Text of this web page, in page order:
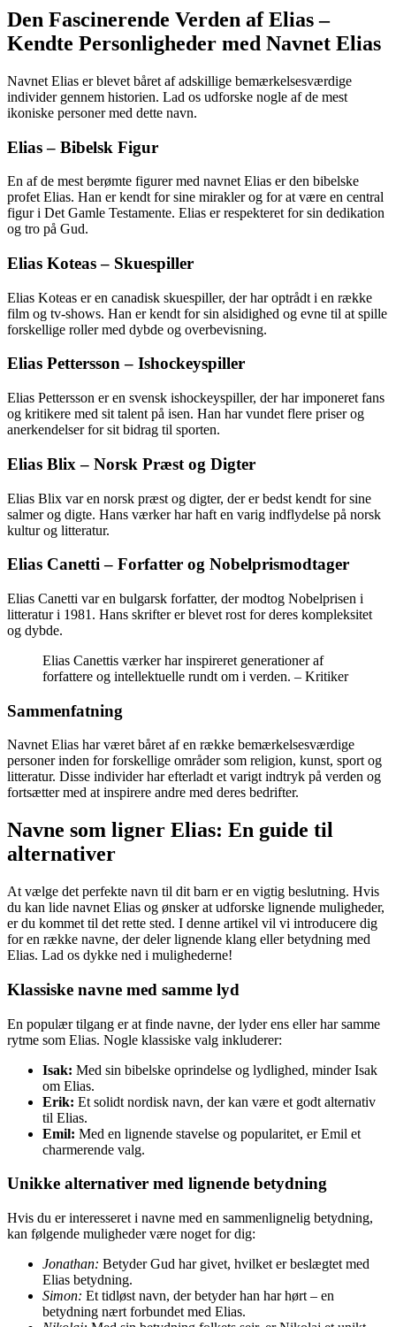
Den Fascinerende Verden af Elias –
Kendte Personligheder med Navnet Elias
Navnet Elias er blevet båret af adskillige bemærkelsesværdige
individer gennem historien. Lad os udforske nogle af de mest
ikoniske personer med dette navn.
Elias – Bibelsk Figur
En af de mest berømte figurer med navnet Elias er den bibelske
profet Elias. Han er kendt for sine mirakler og for at være en central
figur i Det Gamle Testamente. Elias er respekteret for sin dedikation
og tro på Gud.
Elias Koteas – Skuespiller
Elias Koteas er en canadisk skuespiller, der har optrådt i en række
film og tv-shows. Han er kendt for sin alsidighed og evne til at spille
forskellige roller med dybde og overbevisning.
Elias Pettersson – Ishockeyspiller
Elias Pettersson er en svensk ishockeyspiller, der har imponeret fans
og kritikere med sit talent på isen. Han har vundet flere priser og
anerkendelser for sit bidrag til sporten.
Elias Blix – Norsk Præst og Digter
Elias Blix var en norsk præst og digter, der er bedst kendt for sine
salmer og digte. Hans værker har haft en varig indflydelse på norsk
kultur og litteratur.
Elias Canetti – Forfatter og Nobelprismodtager
Elias Canetti var en bulgarsk forfatter, der modtog Nobelprisen i
litteratur i 1981. Hans skrifter er blevet rost for deres kompleksitet
og dybde.
Elias Canettis værker har inspireret generationer af
forfattere og intellektuelle rundt om i verden. – Kritiker
Sammenfatning
Navnet Elias har været båret af en række bemærkelsesværdige
personer inden for forskellige områder som religion, kunst, sport og
litteratur. Disse individer har efterladt et varigt indtryk på verden og
fortsætter med at inspirere andre med deres bedrifter.
Navne som ligner Elias: En guide til
alternativer
At vælge det perfekte navn til dit barn er en vigtig beslutning. Hvis
du kan lide navnet Elias og ønsker at udforske lignende muligheder,
er du kommet til det rette sted. I denne artikel vil vi introducere dig
for en række navne, der deler lignende klang eller betydning med
Elias. Lad os dykke ned i mulighederne!
Klassiske navne med samme lyd
En populær tilgang er at finde navne, der lyder ens eller har samme
rytme som Elias. Nogle klassiske valg inkluderer:
Isak: Med sin bibelske oprindelse og lydlighed, minder Isak
om Elias.
Erik: Et solidt nordisk navn, der kan være et godt alternativ
til Elias.
Emil: Med en lignende stavelse og popularitet, er Emil et
charmerende valg.
Unikke alternativer med lignende betydning
Hvis du er interesseret i navne med en sammenlignelig betydning,
kan følgende muligheder være noget for dig:
Jonathan: Betyder Gud har givet, hvilket er beslægtet med
Elias betydning.
Simon: Et tidløst navn, der betyder han har hørt – en
betydning nært forbundet med Elias.